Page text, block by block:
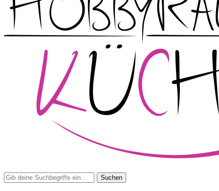
Search